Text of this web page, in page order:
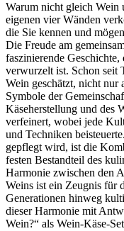
Warum nicht gleich Wein
eigenen vier Wänden
die Sie kennen und
Die Freude am
faszinierende
verwurzelt ist. Schon seit
Wein geschätzt, nicht nur
Symbole der
Käseherstellung und des
verfeinert, wobei jede
und Techniken
gepflegt wird, ist die
festen Bestandteil des
Harmonie zwischen den
Weins ist ein Zeugnis für
Generationen hinweg
dieser Harmonie mit
Wein?“ als Wein-Käse-